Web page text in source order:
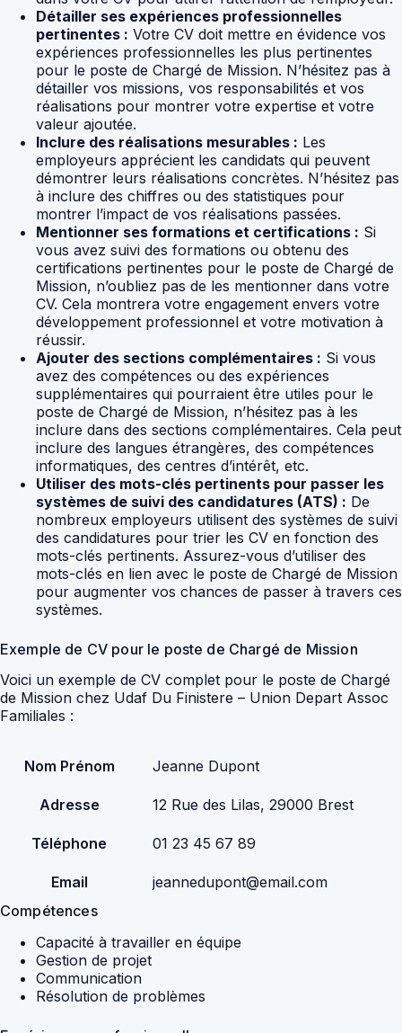
Détailler ses expériences professionnelles
pertinentes : Votre CV doit mettre en évidence vos
expériences professionnelles les plus pertinentes
pour le poste de Chargé de Mission. N’hésitez pas à
détailler vos missions, vos responsabilités et vos
réalisations pour montrer votre expertise et votre
valeur ajoutée.
Inclure des réalisations mesurables : Les
employeurs apprécient les candidats qui peuvent
démontrer leurs réalisations concrètes. N’hésitez pas
à inclure des chiffres ou des statistiques pour
montrer l’impact de vos réalisations passées.
Mentionner ses formations et certifications : Si
vous avez suivi des formations ou obtenu des
certifications pertinentes pour le poste de Chargé de
Mission, n’oubliez pas de les mentionner dans votre
CV. Cela montrera votre engagement envers votre
développement professionnel et votre motivation à
réussir.
Ajouter des sections complémentaires : Si vous
avez des compétences ou des expériences
supplémentaires qui pourraient être utiles pour le
poste de Chargé de Mission, n’hésitez pas à les
inclure dans des sections complémentaires. Cela peut
inclure des langues étrangères, des compétences
informatiques, des centres d’intérêt, etc.
Utiliser des mots-clés pertinents pour passer les
systèmes de suivi des candidatures (ATS) : De
nombreux employeurs utilisent des systèmes de suivi
des candidatures pour trier les CV en fonction des
mots-clés pertinents. Assurez-vous d’utiliser des
mots-clés en lien avec le poste de Chargé de Mission
pour augmenter vos chances de passer à travers ces
systèmes.
Exemple de CV pour le poste de Chargé de Mission
Voici un exemple de CV complet pour le poste de Chargé
de Mission chez Udaf Du Finistere – Union Depart Assoc
Familiales :
Nom Prénom Jeanne Dupont
Adresse 12 Rue des Lilas, 29000 Brest
Téléphone 01 23 45 67 89
Email
jeannedupont@email.com
Compétences
Capacité à travailler en équipe
Gestion de projet
Communication
Résolution de problèmes